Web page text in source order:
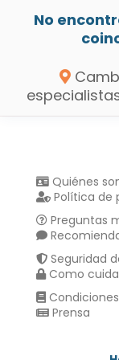
No
Quiénes
Política de
Preguntas
Seguridad
Como
Prensa